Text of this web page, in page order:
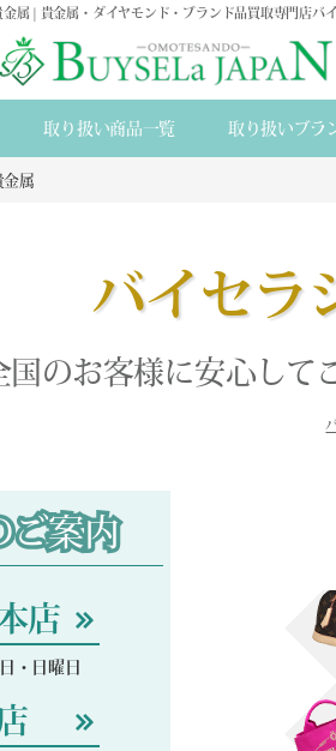
金属 | 貴金属・ダイヤモンド・ブランド品買取専門店バ
取り扱い商品一覧 取り扱いブラ
金属
バイセラ
国のお客様に安心して
ご案内
店
・日曜日